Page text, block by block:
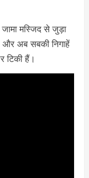
मस्जिद से जुड़ा
और अब सबकी निगाहें
टिकी हैं।